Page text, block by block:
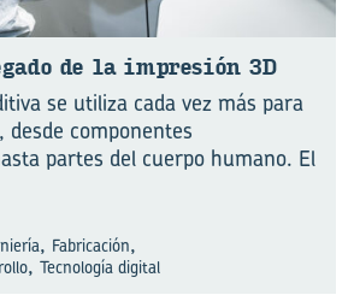
de la im­pre­sión 3D
se utiliza cada vez más para
componentes
partes del cuerpo humano. El
, Fabricación,
, Tecnología digital